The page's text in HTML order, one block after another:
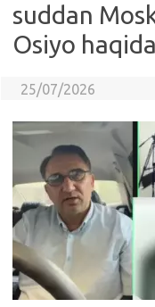
suddan
Osiyo
25/07/2026